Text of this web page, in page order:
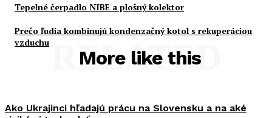
Tepelné čerpadlo NIBE a plošný kolektor
Prečo ľudia kombinujú kondenzačný kotol s rekuperáciou
vzduchu
More like this
RELATED
Ako Ukrajinci hľadajú prácu na Slovensku a na aké